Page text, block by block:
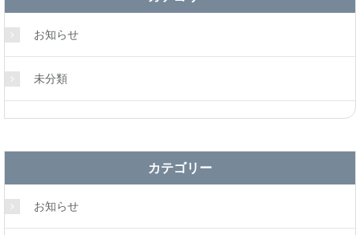
お知らせ
未分類
カテゴリー
お知らせ